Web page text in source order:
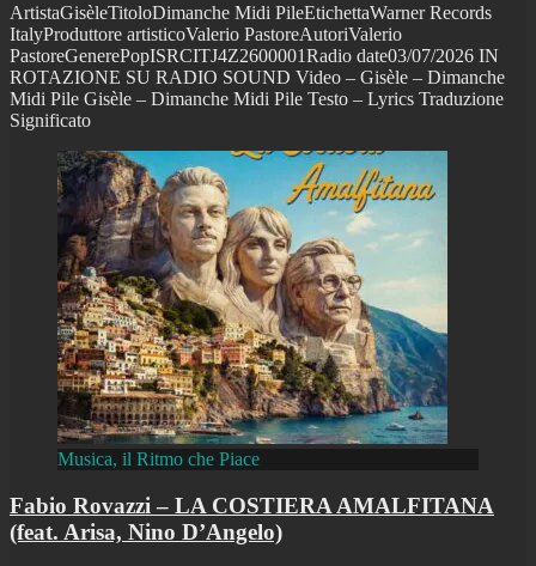
ArtistaGisèleTitoloDimanche Midi PileEtichettaWarner Records
ItalyProduttore artisticoValerio PastoreAutoriValerio
PastoreGenerePopISRCITJ4Z2600001Radio date03/07/2026 IN
ROTAZIONE SU RADIO SOUND Video – Gisèle – Dimanche
Midi Pile Gisèle – Dimanche Midi Pile Testo – Lyrics Traduzione
Significato
Musica, il Ritmo che Piace
Fabio Rovazzi – LA COSTIERA AMALFITANA
(feat. Arisa, Nino D’Angelo)